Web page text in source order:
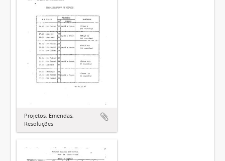
Projetos, Emendas,
Resoluções